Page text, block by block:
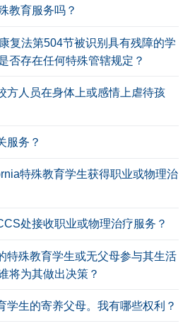
教育服务吗？
复法第504节被识别具有残障的学
否存在任何特殊管辖规定？
方人员在身体上或感情上虐待孩
服务？
特殊教育学生获得职业或物理治
处接收职业或物理治疗服务？
特殊教育学生或无父母参与其生活
将为其做出决策？
学生的寄养父母。我有哪些权利？